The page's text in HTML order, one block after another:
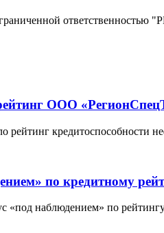
ООО
рейтинг
по кредитному
«под наблюдением» по